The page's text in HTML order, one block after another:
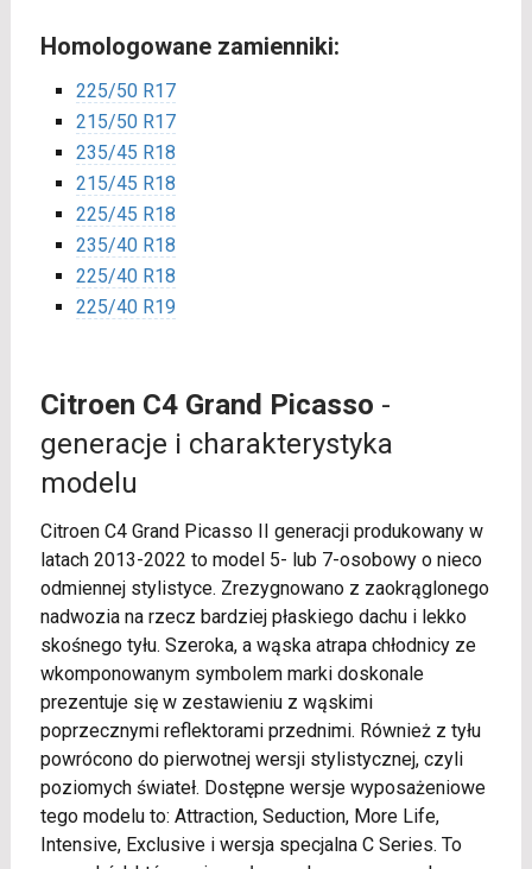
Homologowane zamienniki:
225/50 R17
215/50 R17
235/45 R18
215/45 R18
225/45 R18
235/40 R18
225/40 R18
225/40 R19
Citroen C4 Grand Picasso -
generacje i charakterystyka
modelu
Citroen C4 Grand Picasso II generacji produkowany w
latach 2013-2022 to model 5- lub 7-osobowy o nieco
odmiennej stylistyce. Zrezygnowano z zaokrąglonego
nadwozia na rzecz bardziej płaskiego dachu i lekko
skośnego tyłu. Szeroka, a wąska atrapa chłodnicy ze
wkomponowanym symbolem marki doskonale
prezentuje się w zestawieniu z wąskimi
poprzecznymi reflektorami przednimi. Również z tyłu
powrócono do pierwotnej wersji stylistycznej, czyli
poziomych świateł. Dostępne wersje wyposażeniowe
tego modelu to: Attraction, Seduction, More Life,
Intensive, Exclusive i wersja specjalna C Series. To